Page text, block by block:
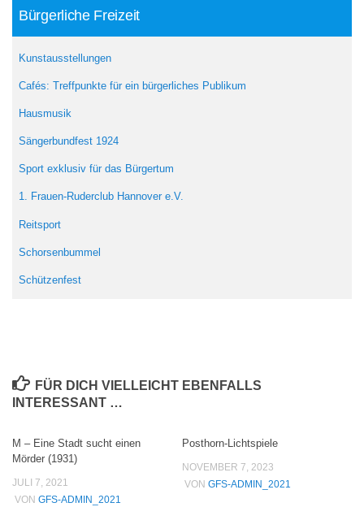
Bürgerliche Freizeit
Kunstausstellungen
Cafés: Treffpunkte für ein bürgerliches Publikum
Hausmusik
Sängerbundfest 1924
Sport exklusiv für das Bürgertum
1. Frauen-Ruderclub Hannover e.V.
Reitsport
Schorsenbummel
Schützenfest
FÜR DICH VIELLEICHT EBENFALLS
INTERESSANT …
M – Eine Stadt sucht einen
Mörder (1931)
JULI 7, 2021
VON GFS-ADMIN_2021
Posthorn-Lichtspiele
NOVEMBER 7, 2023
VON GFS-ADMIN_2021